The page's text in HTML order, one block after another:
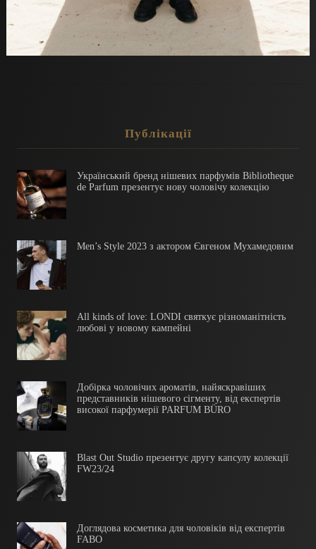
Публікації
Український бренд нішевих парфумів Bibliotheque
de Parfum презентує нову чоловічу колекцію
Men’s Style 2023 з актором Євгеном Мухамедовим
All kinds of love: LONDI святкує різноманітність
любові у новому кампейні
Добірка чоловічих ароматів, найяскравіших
представників нішевого сігменту, від експертів
високої парфумерії PARFUM BÜRO
Blast Out Studio презентує другу капсулу колекції
FW23/24
Доглядова косметика для чоловіків від експертів
FABO